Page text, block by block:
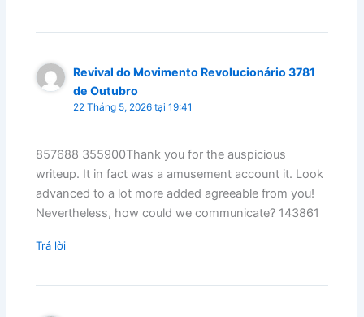
Revival do Movimento Revolucionário 3781
de Outubro
22 Tháng 5, 2026 tại 19:41
857688 355900Thank you for the auspicious
writeup. It in fact was a amusement account it. Look
advanced to a lot more added agreeable from you!
Nevertheless, how could we communicate? 143861
Trả lời